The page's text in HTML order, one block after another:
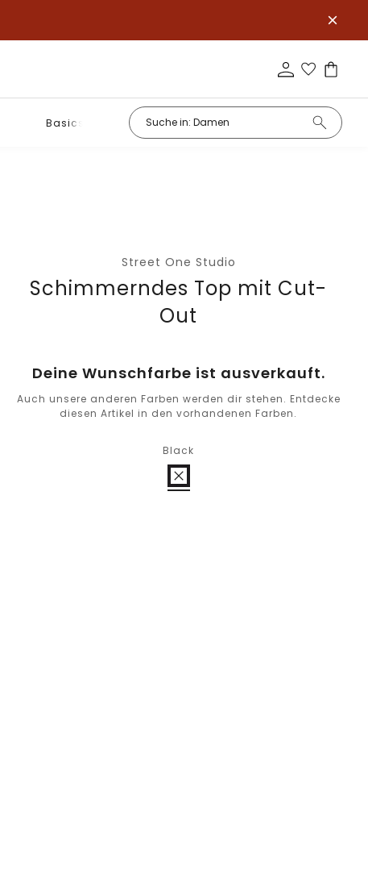
Basics
Street One Studio
Schimmerndes Top mit Cut-
Out
Deine Wunschfarbe ist ausverkauft.
Auch unsere anderen Farben werden dir stehen. Entdecke
diesen Artikel in den vorhandenen Farben.
Black